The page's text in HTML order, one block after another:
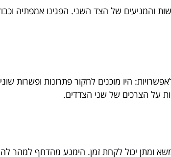
והמניעים של הצד השני. הפגינו אמפתיה
היו מוכנים לחקור פתרונות ופשרות
על הצרכים של שני הצדדים.
ומתן יכול לקחת זמן. הימנע מהדחף למהר